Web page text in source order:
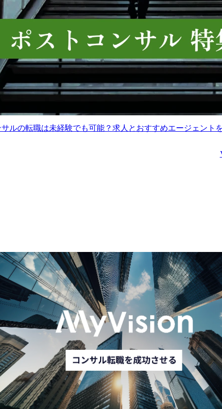
ルの転職は未経験でも可能？求人とおすすめエージェント